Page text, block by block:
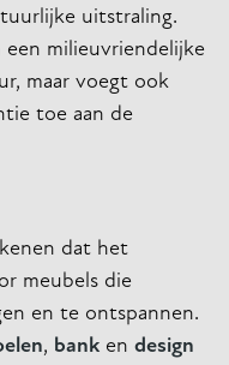
uitstraling.
milieuvriendelijke
maar voegt ook
toe aan de
dat het
meubels die
en te ontspannen.
, bank en design